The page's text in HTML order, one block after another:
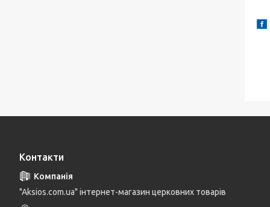
Контакти
"Aksios.com.ua" інтернет-магазин церковних товарів